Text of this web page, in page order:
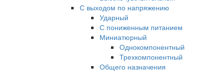
С выходом по напряжению
Ударный
С пониженным питанием
Миниатюрный
Однокомпонентный
Трехкомпонентный
Общего назначения